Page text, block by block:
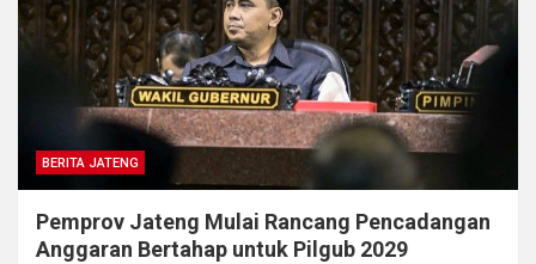
BERITA JATENG
Pemprov Jateng Mulai Rancang Pencadangan
Anggaran Bertahap untuk Pilgub 2029